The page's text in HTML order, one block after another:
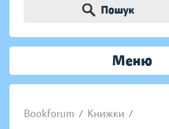
Пошук
Меню
Bookforum / Книжки /